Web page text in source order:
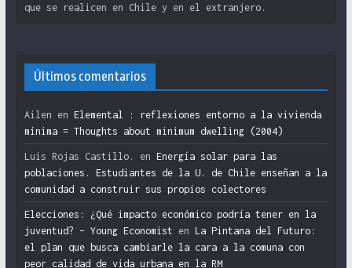
que se realicen en Chile y en el extranjero.
Últimos comentarios
Ailen en Elemental : reflexiones entorno a la vivienda
mínima = Thoughts about minimum dwelling (2004)
Luis Rojas Castillo. en Energía solar para las
poblaciones. Estudiantes de la U. de Chile enseñan a la
comunidad a construir sus propios colectores
Elecciones: ¿Qué impacto económico podría tener en la
juventud? – Young Economist en La Pintana del Futuro:
el plan que busca cambiarle la cara a la comuna con
peor calidad de vida urbana en la RM